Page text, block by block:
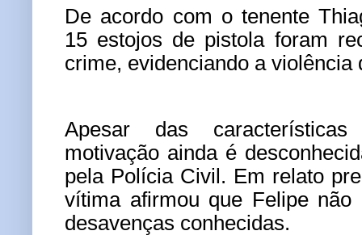
De acordo com o tenente
15 estojos de pistola foram
crime, evidenciando a violência
Apesar das
motivação ainda é
pela Polícia Civil. Em relato
vítima afirmou que Felipe não
desavenças conhecidas.